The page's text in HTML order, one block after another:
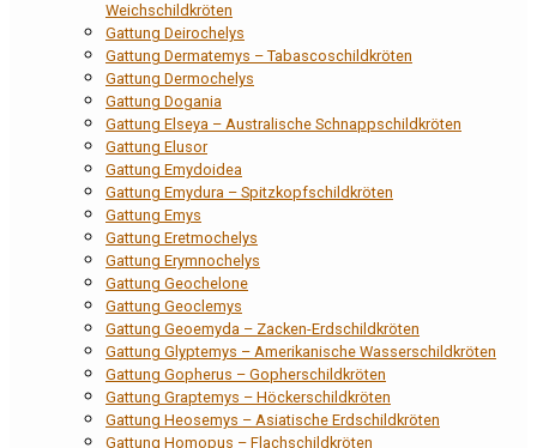
Weichschildkröten
Gattung Deirochelys
Gattung Dermatemys – Tabascoschildkröten
Gattung Dermochelys
Gattung Dogania
Gattung Elseya – Australische Schnappschildkröten
Gattung Elusor
Gattung Emydoidea
Gattung Emydura – Spitzkopfschildkröten
Gattung Emys
Gattung Eretmochelys
Gattung Erymnochelys
Gattung Geochelone
Gattung Geoclemys
Gattung Geoemyda – Zacken-Erdschildkröten
Gattung Glyptemys – Amerikanische Wasserschildkröten
Gattung Gopherus – Gopherschildkröten
Gattung Graptemys – Höckerschildkröten
Gattung Heosemys – Asiatische Erdschildkröten
Gattung Homopus – Flachschildkröten